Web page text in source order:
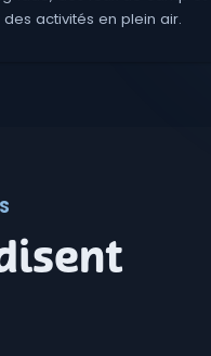
des activités en plein air.